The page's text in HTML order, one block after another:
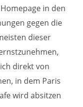
in den
gegen die
dieser
direkt von
in dem Paris
wird absitzen